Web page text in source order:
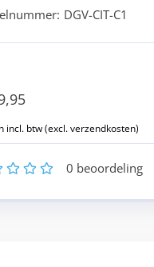
DGV-CIT-C1
5
4 0 beoordeling